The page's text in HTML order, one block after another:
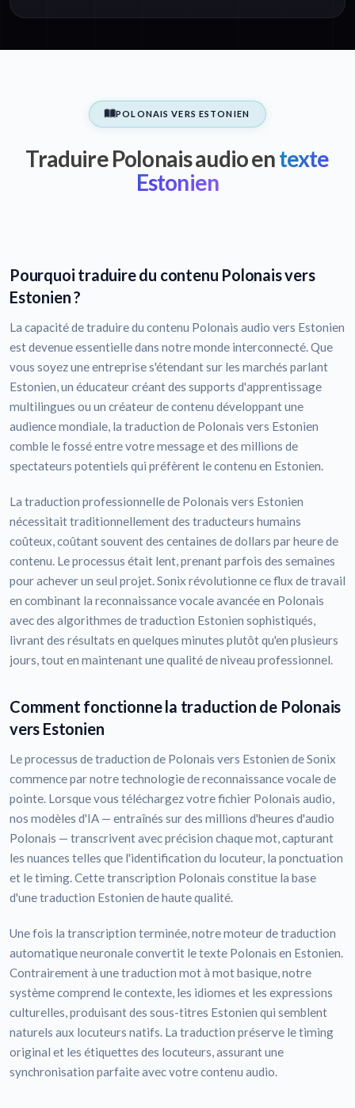
POLONAIS VERS ESTONIEN
Traduire Polonais audio entexte
Estonien
Pourquoi traduire du contenu Polonais vers
Estonien ?
La capacité de traduire du contenu Polonais audio vers Estonien
est devenue essentielle dans notre monde interconnecté. Que
vous soyez une entreprise s'étendant sur les marchés parlant
Estonien, un éducateur créant des supports d'apprentissage
multilingues ou un créateur de contenu développant une
audience mondiale, la traduction de Polonais vers Estonien
comble le fossé entre votre message et des millions de
spectateurs potentiels qui préfèrent le contenu en Estonien.
La traduction professionnelle de Polonais vers Estonien
nécessitait traditionnellement des traducteurs humains
coûteux, coûtant souvent des centaines de dollars par heure de
contenu. Le processus était lent, prenant parfois des semaines
pour achever un seul projet. Sonix révolutionne ce flux de travail
en combinant la reconnaissance vocale avancée en Polonais
avec des algorithmes de traduction Estonien sophistiqués,
livrant des résultats en quelques minutes plutôt qu'en plusieurs
jours, tout en maintenant une qualité de niveau professionnel.
Comment fonctionne la traduction de Polonais
vers Estonien
Le processus de traduction de Polonais vers Estonien de Sonix
commence par notre technologie de reconnaissance vocale de
pointe. Lorsque vous téléchargez votre fichier Polonais audio,
nos modèles d'IA — entraînés sur des millions d'heures d'audio
Polonais — transcrivent avec précision chaque mot, capturant
les nuances telles que l'identification du locuteur, la ponctuation
et le timing. Cette transcription Polonais constitue la base
d'une traduction Estonien de haute qualité.
Une fois la transcription terminée, notre moteur de traduction
automatique neuronale convertit le texte Polonais en Estonien.
Contrairement à une traduction mot à mot basique, notre
système comprend le contexte, les idiomes et les expressions
culturelles, produisant des sous-titres Estonien qui semblent
naturels aux locuteurs natifs. La traduction préserve le timing
original et les étiquettes des locuteurs, assurant une
synchronisation parfaite avec votre contenu audio.